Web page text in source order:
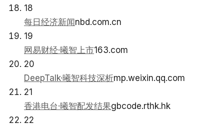
18
每日经济新闻nbd.com.cn
19
网易财经·曦智上市163.com
20
DeepTalk·曦智科技深析mp.weixin.qq.com
21
香港电台·曦智配发结果gbcode.rthk.hk
22